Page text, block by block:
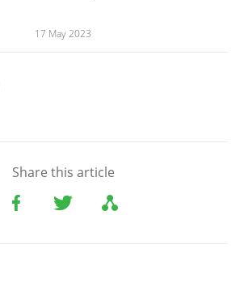
17 May 2023
Share this article